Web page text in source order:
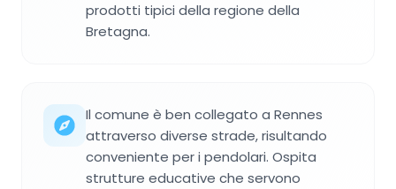
prodotti tipici della regione della
Bretagna.
Il comune è ben collegato a Rennes
attraverso diverse strade, risultando
conveniente per i pendolari. Ospita
strutture educative che servono